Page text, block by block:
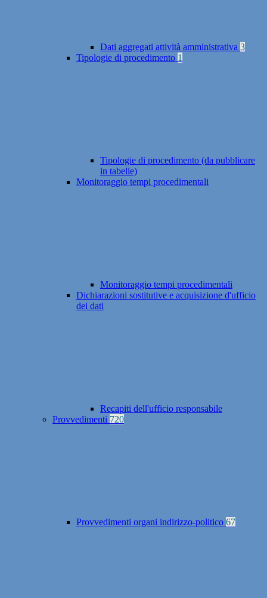
Dati aggregati attività amministrativa 3
Tipologie di procedimento 1
Tipologie di procedimento (da pubblicare
in tabelle)
Monitoraggio tempi procedimentali
Monitoraggio tempi procedimentali
Dichiarazioni sostitutive e acquisizione d'ufficio
dei dati
Recapiti dell'ufficio responsabile
Provvedimenti 720
Provvedimenti organi indirizzo-politico 67